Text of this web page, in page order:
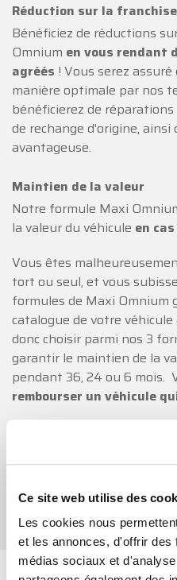
Ce site web utilise des
Les cookies nous
et les annonces, d'offrir des
médias sociaux et
Réduction sur la franchise
Bénéficiez de réductions
Omnium en vous rendant
agréés ! Vous serez
manière optimale par nos
bénéficierez de
de rechange d'origine, ainsi
avantageuse.
Maintien de la valeur
Notre formule Maxi
la valeur du véhicule en
Vous êtes
tort ou seul, et vous
formules de Maxi Omnium
catalogue de votre
donc choisir parmi nos 3
garantir le maintien de la
pendant 36, 24 ou 6 mois.
rembourser un véhicule
: Pour un véhicule
si ce dernier fait l’objet
conseillons d’opter pour la
Retour aux avantages